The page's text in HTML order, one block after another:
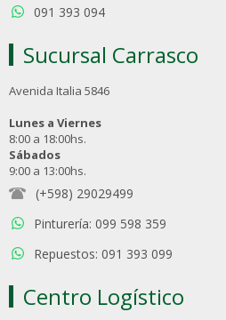
091 393 094
Sucursal Carrasco
Avenida Italia 5846
Lunes a Viernes
8:00 a 18:00hs.
Sábados
9:00 a 13:00hs.
(+598) 29029499
Pinturería: 099 598 359
Repuestos: 091 393 099
Centro Logístico